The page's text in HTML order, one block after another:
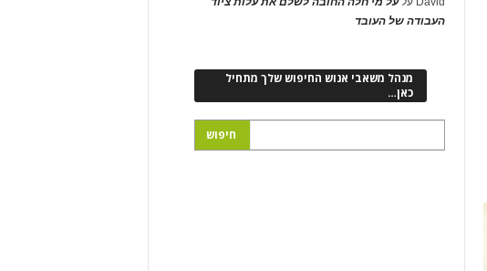
העבודה של העובד
מנהל משאבי אנוש החיפוש שלך מתחיל
כאן…